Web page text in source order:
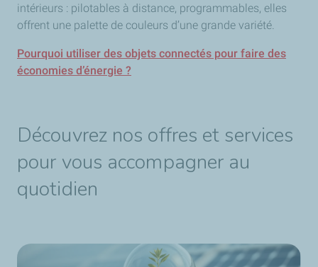
intérieurs : pilotables à distance, programmables, elles
offrent une palette de couleurs d’une grande variété.
Pourquoi utiliser des objets connectés pour faire des
économies d’énergie ?
Découvrez nos offres et services
pour vous accompagner au
quotidien